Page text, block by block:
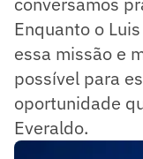
Enquanto o
essa missão e
possível para
oportunidade
Everaldo.